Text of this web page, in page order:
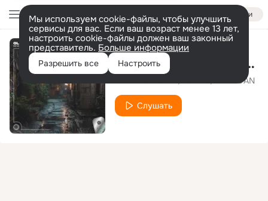
Войти
Мы используем cookie-файлы, чтобы улучшить
сервисы для вас. Если ваш возраст менее 13 лет,
настроить cookie-файлы должен ваш законный
представитель. Больше информации
Разрешить все Настроить Old Town Road (Techno Remix)
UNKNOAN
Слушать